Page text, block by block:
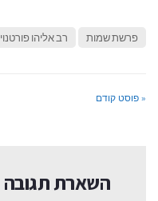
פרשת שמות רב אליהו פורטנוי
« פוסט קודם
השארת תגובה